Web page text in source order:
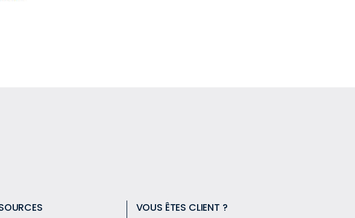
VOUS ÊTES CLIENT ?